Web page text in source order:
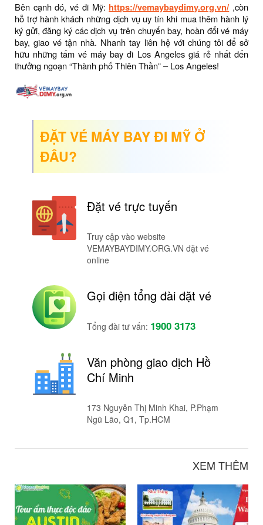
Bên cạnh đó, vé đi Mỹ: https://vemaybaydimy.org.vn/,còn
hỗ trợ hành khách những dịch vụ uy tín khi mua thêm hành lý
ký gửi, đăng ký các dịch vụ trên chuyến bay, hoàn đổi vé máy
bay, giao vé tận nhà. Nhanh tay liên hệ với chúng tôi để sở
hữu những tấm vé máy bay đi Los Angeles giá rẻ nhất đến
thưởng ngoạn “Thành phố Thiên Thần” – Los Angeles!
ĐẶT VÉ MÁY BAY ĐI MỸ Ở
ĐÂU?
Đặt vé trực tuyến
Truy cập vào website
VEMAYBAYDIMY.ORG.VN đặt vé
online
Gọi điện tổng đài đặt vé
Tổng đài tư vấn: 1900 3173
Văn phòng giao dịch Hồ
Chí Minh
173 Nguyễn Thị Minh Khai, P.Phạm
Ngũ Lão, Q1, Tp.HCM
XEM THÊM